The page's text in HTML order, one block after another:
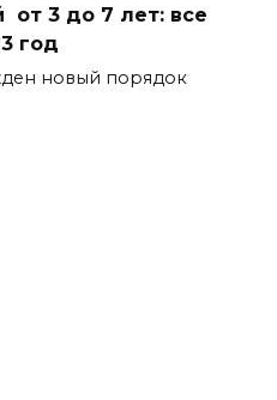
от 3 до 7 лет: все
год
новый порядок